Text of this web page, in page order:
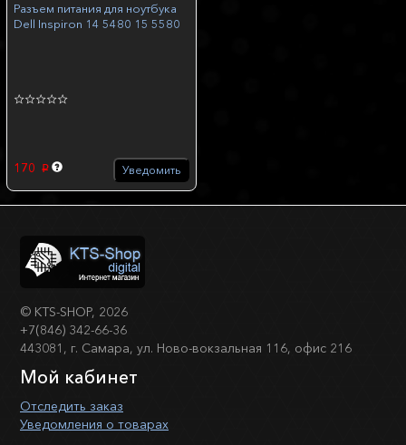
Разъем питания для ноутбука
Dell Inspiron 14 5480 15 5580
170 p Уведомить
© KTS-SHOP, 2026
+7(846) 342-66-36
443081, г. Самара, ул. Ново-вокзальная 116, офис 216
Мой кабинет
Отследить заказ
Уведомления о товарах